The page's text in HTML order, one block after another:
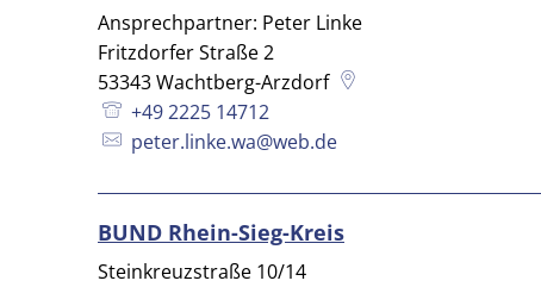
Ansprechpartner: Peter Linke
Fritzdorfer Straße 2
53343Wachtberg-Arzdorf
+49 2225 14712
peter.linke.wa@web.de
BUND Rhein-Sieg-Kreis
Steinkreuzstraße 10/14